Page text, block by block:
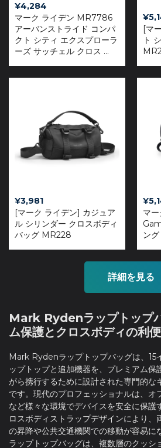
¥4,284
マーク ライデン MR7786
アーバンストライド コンパ
クト シティ エクスプローラ
ーズ サッチェル クロス ...
¥
[マ
ト
¥3,981
[マーク ライデン] カジュア
ル シリンダー クロスボディ
バッグ MR228
¥
マ
ン
詳細を見る
Mark Rydenラップトップ
ム保護とクロスボディの利
Mark Rydenラップトップバッグは、15
ップトップと追加機器を、プレミアム保
がら携行するために設計された専門的な
です。現代のプロフェッショナルは、オ
など様々な環境でデバイスを安全に保護
ロスボディストラップデザインにより、
の昇降や公共交通機関での移動が容易
ラップトップバッグは、複数層のクッシ